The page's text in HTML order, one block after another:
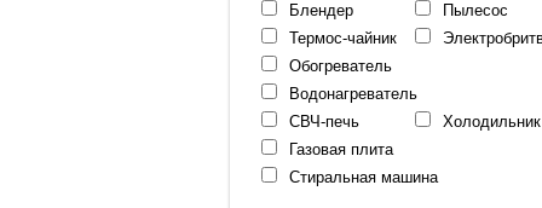
Блендер
Пылесос
Термос-чайник
Обогреватель
Водонагреватель
СВЧ-печь
Холодильник
Газовая плита
Стиральная машина